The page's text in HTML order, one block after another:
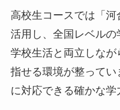
高校生コースでは「
活用し、全国レベル
学校生活と両立しな
指せる環境が整って
に対応できる確かな学